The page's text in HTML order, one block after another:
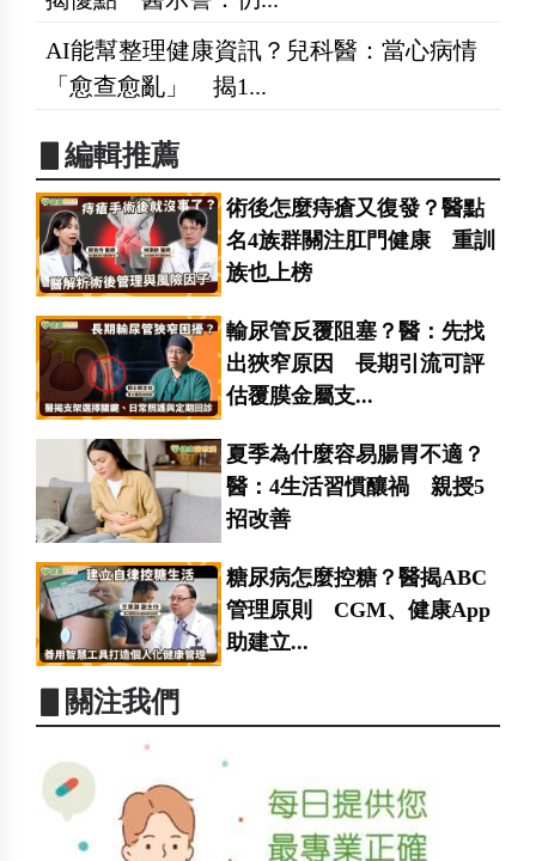
AI能幫整理健康資訊？兒科醫：當心病情
「愈查愈亂」 揭1...
▋編輯推薦
術後怎麼痔瘡又復發？醫點
名4族群關注肛門健康 重訓
族也上榜
輸尿管反覆阻塞？醫：先找
出狹窄原因 長期引流可評
估覆膜金屬支...
夏季為什麼容易腸胃不適？
醫：4生活習慣釀禍 親授5
招改善
糖尿病怎麼控糖？醫揭ABC
管理原則 CGM、健康App
助建立...
▋關注我們